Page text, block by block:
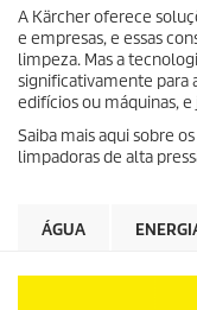
A Kärcher oferece
e empresas, e essas
limpeza. Mas a
significativamente para
edifícios ou máquinas,
Saiba mais aqui sobre
limpadoras de alta
ÁGUA